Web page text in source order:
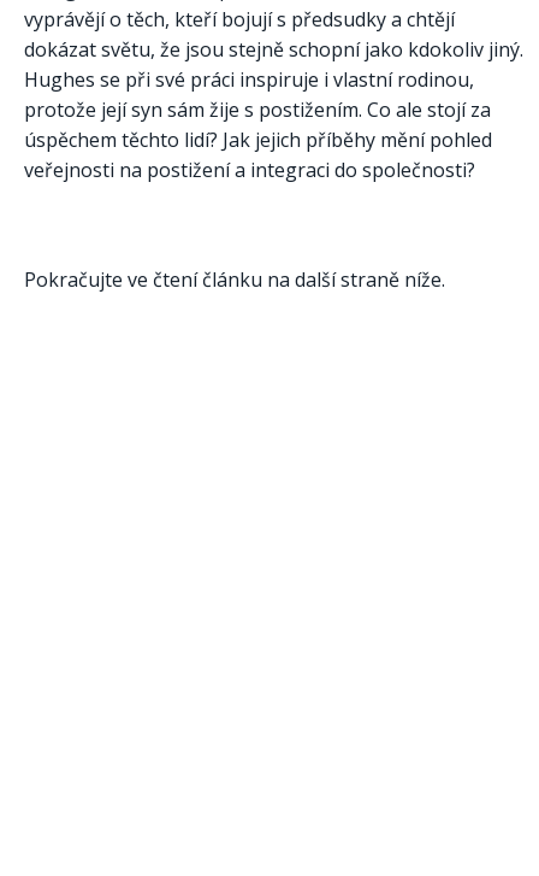
vyprávějí o těch, kteří bojují s předsudky a chtějí
dokázat světu, že jsou stejně schopní jako kdokoliv jiný.
Hughes se při své práci inspiruje i vlastní rodinou,
protože její syn sám žije s postižením. Co ale stojí za
úspěchem těchto lidí? Jak jejich příběhy mění pohled
veřejnosti na postižení a integraci do společnosti?
Pokračujte ve čtení článku na další straně níže.